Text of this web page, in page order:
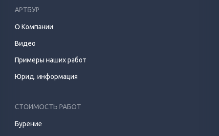
АРТБУР
О Компании
Видео
Примеры наших работ
Юрид. информация
СТОИМОСТЬ РАБОТ
Бурение